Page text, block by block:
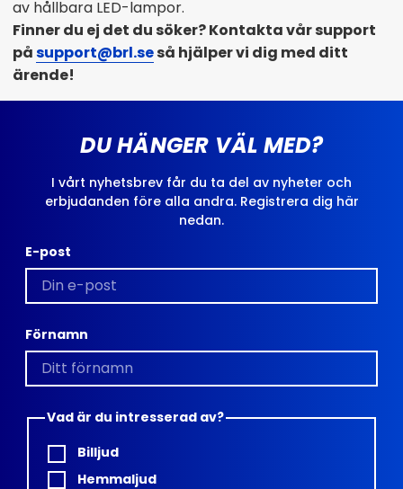
av hållbara LED-lampor.
Finner du ej det du söker? Kontakta vår support
påsupport@brl.seså hjälper vi dig med ditt
ärende!
DU HÄNGER VÄL MED?
I vårt nyhetsbrev får du ta del av nyheter och
erbjudanden före alla andra. Registrera dig här
nedan.
E-post
Förnamn
Vad är du intresserad av?
Billjud
Hemmaljud